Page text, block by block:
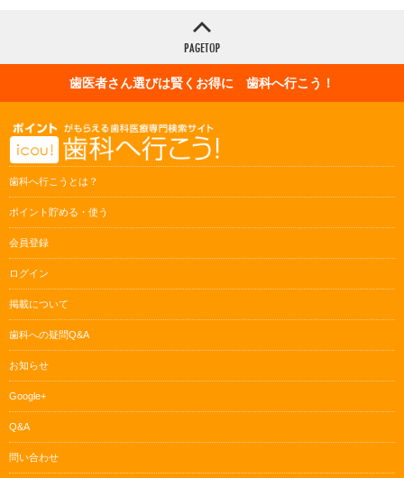
歯医者さん選びは賢くお得に 歯科へ行こう！
歯科へ行こうとは？
ポイント貯める・使う
会員登録
ログイン
掲載について
歯科への疑問Q&A
お知らせ
Google+
Q&A
問い合わせ